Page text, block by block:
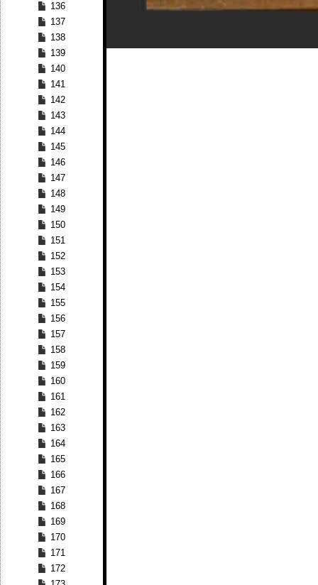
136
137
138
139
140
141
142
143
144
145
146
147
148
149
150
151
152
153
154
155
156
157
158
159
160
161
162
163
164
165
166
167
168
169
170
171
172